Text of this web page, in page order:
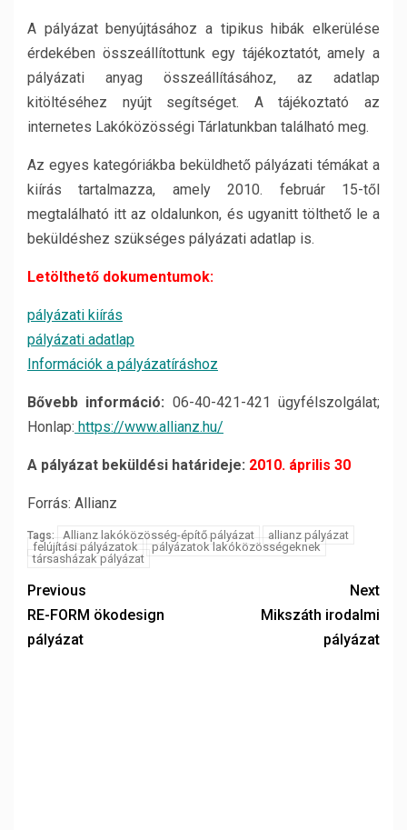
A pályázat benyújtásához a tipikus hibák elkerülése
érdekében összeállítottunk egy tájékoztatót, amely a
pályázati anyag összeállításához, az adatlap
kitöltéséhez nyújt segítséget. A tájékoztató az
internetes Lakóközösségi Tárlatunkban található meg.
Az egyes kategóriákba beküldhető pályázati témákat a
kiírás tartalmazza, amely 2010. február 15-től
megtalálható itt az oldalunkon, és ugyanitt tölthető le a
beküldéshez szükséges pályázati adatlap is.
Letölthető dokumentumok:
pályázati kiírás
pályázati adatlap
Információk a pályázatíráshoz
Bővebb információ: 06-40-421-421 ügyfélszolgálat;
Honlap: https://www.allianz.hu/
A pályázat beküldési határideje: 2010. április 30
Forrás: Allianz
Tags: Allianz lakóközösség-építő pályázat
allianz pályázat
felújítási pályázatok
pályázatok lakóközösségeknek
társasházak pályázat
Previous
RE-FORM ökodesign
pályázat
Next
Mikszáth irodalmi
pályázat